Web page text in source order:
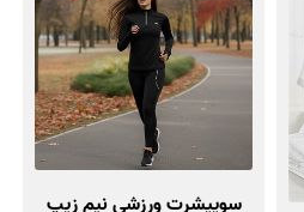
سوییشرت ورزشی نیم زیپ